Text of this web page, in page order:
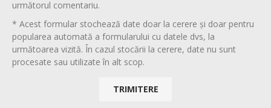
următorul comentariu.
* Acest formular stochează date doar la cerere și doar pentru
popularea automată a formularului cu datele dvs, la
următoarea vizită. În cazul stocării la cerere, date nu sunt
procesate sau utilizate în alt scop.